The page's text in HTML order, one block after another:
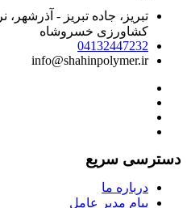
تبریز، جاده تبریز - آذرشهر،
کشاورزی خسروشاه
04132447232
info@shahinpolymer.ir
دسترسی سریع
درباره ما
پیام مدیر عامل